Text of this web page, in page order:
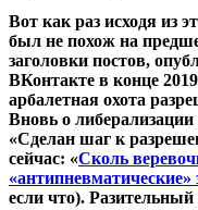
Вот как раз исходя из
был не похож на
заголовки постов,
ВКонтакте в конце
арбалетная охота
Вновь о
«Сделан шаг к
сейчас: «Сколь
«антипневматические»
если что).